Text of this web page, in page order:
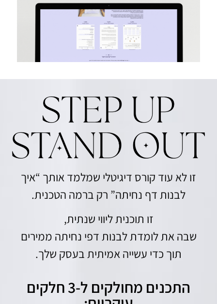
זו לא עוד קורס דיגיטלי שמלמד אותך “איך
לבנות דף נחיתה” רק ברמה הטכנית.
זו תוכנית ליווי שנתית,
שבה את לומדת לבנות דפי נחיתה ממירים
תוך כדי עשייה אמיתית בעסק שלך.
התכנים מחולקים ל-3 חלקים